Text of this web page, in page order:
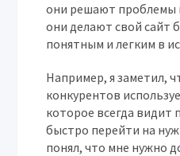
они решают проблемы
они делают свой сайт
понятным и легким в
Например, я заметил,
конкурентов
которое всегда видит
быстро перейти на
понял, что мне нужно